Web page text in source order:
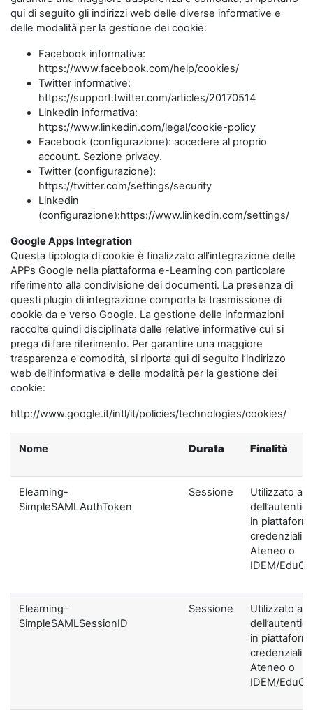
qui di seguito gli indirizzi web delle diverse informative e
delle modalità per la gestione dei cookie:
Facebook informativa:
https://www.facebook.com/help/cookies/
Twitter informative:
https://support.twitter.com/articles/20170514
Linkedin informativa:
https://www.linkedin.com/legal/cookie-policy
Facebook (configurazione): accedere al proprio
account. Sezione privacy.
Twitter (configurazione):
https://twitter.com/settings/security
Linkedin
(configurazione):https://www.linkedin.com/settings/
Google Apps Integration
Questa tipologia di cookie è finalizzato all’integrazione delle
APPs Google nella piattaforma e-Learning con particolare
riferimento alla condivisione dei documenti. La presenza di
questi plugin di integrazione comporta la trasmissione di
cookie da e verso Google. La gestione delle informazioni
raccolte quindi disciplinata dalle relative informative cui si
prega di fare riferimento. Per garantire una maggiore
trasparenza e comodità, si riporta qui di seguito l’indirizzo
web dell’informativa e delle modalità per la gestione dei
cookie:
http://www.google.it/intl/it/policies/technologies/cookies/
Nome Durata Finalità
Elearning-
SimpleSAMLAuthToken
Sessione
Utilizzato ai
in
credenziali di
Ateneo o
IDEM/
Elearning-
SimpleSAMLSessionID
Sessione
Utilizzato ai
in
credenziali di
Ateneo o
IDEM/